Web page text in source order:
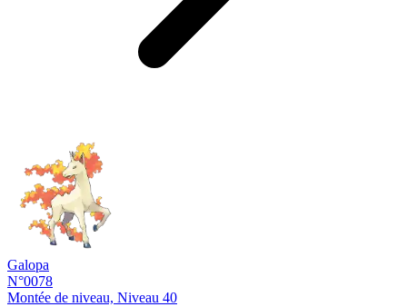
Galopa
N°0078
Montée de niveau, Niveau 40